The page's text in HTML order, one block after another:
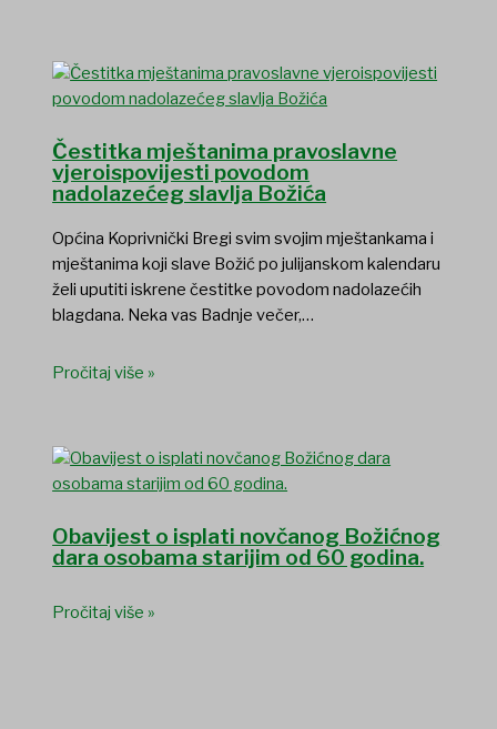
Čestitka mještanima pravoslavne
vjeroispovijesti povodom
nadolazećeg slavlja Božića
Općina Koprivnički Bregi svim svojim mještankama i
mještanima koji slave Božić po julijanskom kalendaru
želi uputiti iskrene čestitke povodom nadolazećih
blagdana. Neka vas Badnje večer,…
Pročitaj više »
Obavijest o isplati novčanog Božićnog
dara osobama starijim od 60 godina.
Pročitaj više »